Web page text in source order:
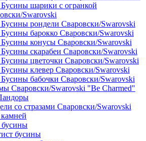
Бусины шарики с огранкой
Swarovski
Бусины рондели Сваровски/Swarovski
Бусины барокко Сваровски/Swarovski
Бусины конусы Сваровски/Swarovski
Бусины скарабеи Сваровски/Swarovski
Бусины цветочки Сваровски/Swarovski
Бусины клевер Сваровски/Swarovski
Бусины бабочки Сваровски/Swarovski
Сваровски/Swarovski "Be Charmed"
со стразами Сваровски/Swarovski
бусины
бусины